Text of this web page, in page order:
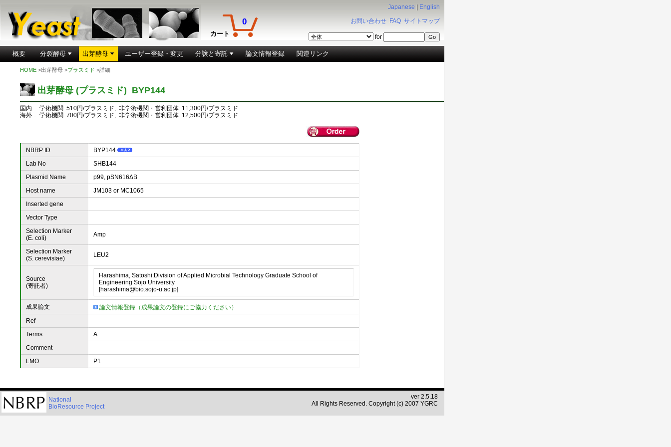
0
カート
Japanese
English
お問い合わせ FAQ サイトマップ
for
概要 分裂酵母 出芽酵母 ユーザー登録・変更 分譲と寄託 論文情報登録 関連リンク
HOME >出芽酵母 >プラスミド >詳細
出芽酵母 (プラスミド) BYP144
国内... 学術機関: 510円/プラスミド, 非学術機関・営利団体: 11,300円/プラスミド
海外... 学術機関: 700円/プラスミド, 非学術機関・営利団体: 12,500円/プラスミド
NBRP ID
BYP144
Lab No
SHB144
Plasmid Name
p99, pSN616ΔB
Host name
JM103 or MC1065
Inserted gene
Vector Type
Selection Marker
(E. coli)
Amp
Selection Marker
(S. cerevisiae)
LEU2
Source
(寄託者)
Harashima, Satoshi:Division of Applied Microbial Technology Graduate School of
Engineering Sojo University
[harashima@bio.sojo-u.ac.jp]
成果論文
論文情報登録（成果論文の登録にご協力ください）
Ref
Terms
A
Comment
LMO
P1
National
BioResource Project
ver 2.5.18
All Rights Reserved. Copyright (c) 2007 YGRC